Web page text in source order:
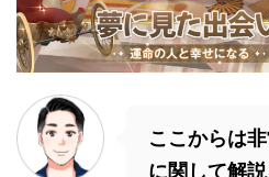
ここからは
に関して解